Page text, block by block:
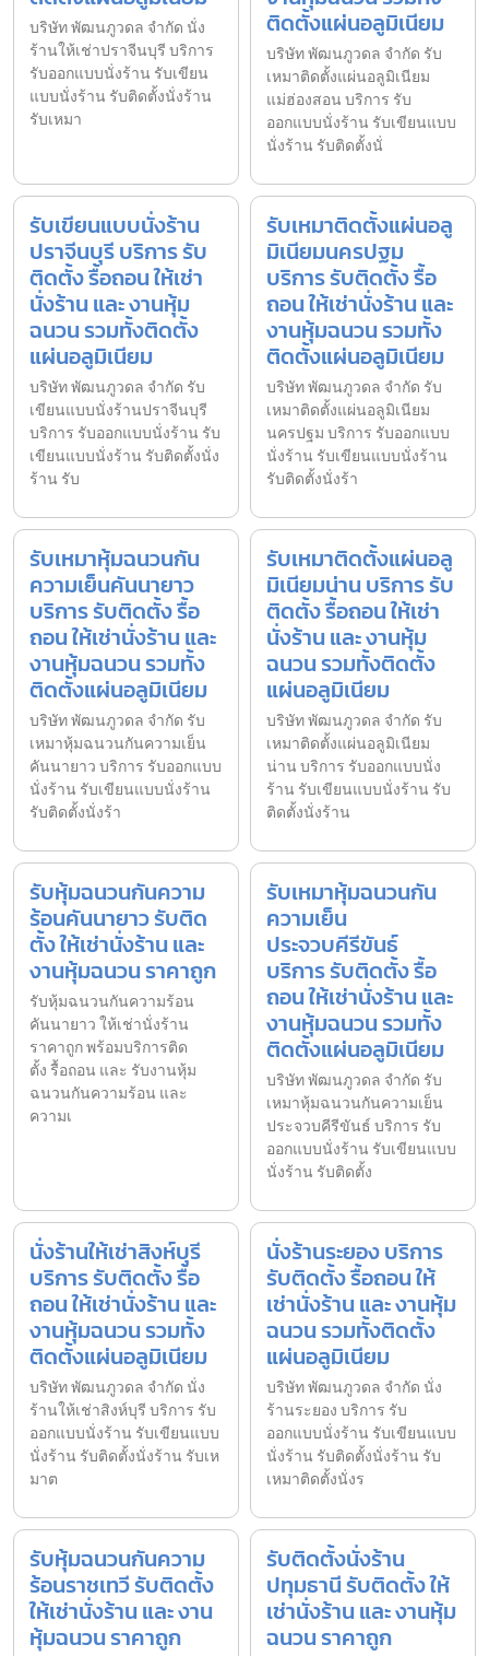
บริษัท พัฒนภูวดล จำกัด นั่ง
ร้านให้เช่าปราจีนบุรี บริการ
รับออกแบบนั่งร้าน รับเขียน
แบบนั่งร้าน รับติดตั้งนั่งร้าน
รับเหมา
ติดตั้งแผ่นอลูมิเนียม
บริษัท พัฒนภูวดล จำกัด รับ
เหมาติดตั้งแผ่นอลูมิเนียม
แม่ฮ่องสอน บริการ รับ
ออกแบบนั่งร้าน รับเขียนแบบ
นั่งร้าน รับติดตั้งนั่
รับเขียนแบบนั่งร้าน
ปราจีนบุรี บริการ รับ
ติดตั้ง รื้อถอน ให้เช่า
นั่งร้าน และ งานหุ้ม
ฉนวน รวมทั้งติดตั้ง
แผ่นอลูมิเนียม
บริษัท พัฒนภูวดล จำกัด รับ
เขียนแบบนั่งร้านปราจีนบุรี
บริการ รับออกแบบนั่งร้าน รับ
เขียนแบบนั่งร้าน รับติดตั้งนั่ง
ร้าน รับ
รับเหมาติดตั้งแผ่นอลู
มิเนียมนครปฐม
บริการ รับติดตั้ง รื้อ
ถอน ให้เช่านั่งร้าน และ
งานหุ้มฉนวน รวมทั้ง
ติดตั้งแผ่นอลูมิเนียม
บริษัท พัฒนภูวดล จำกัด รับ
เหมาติดตั้งแผ่นอลูมิเนียม
นครปฐม บริการ รับออกแบบ
นั่งร้าน รับเขียนแบบนั่งร้าน
รับติดตั้งนั่งร้า
รับเหมาหุ้มฉนวนกัน
ความเย็นคันนายาว
บริการ รับติดตั้ง รื้อ
ถอน ให้เช่านั่งร้าน และ
งานหุ้มฉนวน รวมทั้ง
ติดตั้งแผ่นอลูมิเนียม
บริษัท พัฒนภูวดล จำกัด รับ
เหมาหุ้มฉนวนกันความเย็น
คันนายาว บริการ รับออกแบบ
นั่งร้าน รับเขียนแบบนั่งร้าน
รับติดตั้งนั่งร้า
รับเหมาติดตั้งแผ่นอลู
มิเนียมน่าน บริการ รับ
ติดตั้ง รื้อถอน ให้เช่า
นั่งร้าน และ งานหุ้ม
ฉนวน รวมทั้งติดตั้ง
แผ่นอลูมิเนียม
บริษัท พัฒนภูวดล จำกัด รับ
เหมาติดตั้งแผ่นอลูมิเนียม
น่าน บริการ รับออกแบบนั่ง
ร้าน รับเขียนแบบนั่งร้าน รับ
ติดตั้งนั่งร้าน
รับหุ้มฉนวนกันความ
ร้อนคันนายาว รับติด
ตั้ง ให้เช่านั่งร้าน และ
งานหุ้มฉนวน ราคาถูก
รับหุ้มฉนวนกันความร้อน
คันนายาว ให้เช่านั่งร้าน
ราคาถูก พร้อมบริการติด
ตั้ง รื้อถอน และ รับงานหุ้ม
ฉนวนกันความร้อน และ
ความเ
รับเหมาหุ้มฉนวนกัน
ความเย็น
ประจวบคีรีขันธ์
บริการ รับติดตั้ง รื้อ
ถอน ให้เช่านั่งร้าน และ
งานหุ้มฉนวน รวมทั้ง
ติดตั้งแผ่นอลูมิเนียม
บริษัท พัฒนภูวดล จำกัด รับ
เหมาหุ้มฉนวนกันความเย็น
ประจวบคีรีขันธ์ บริการ รับ
ออกแบบนั่งร้าน รับเขียนแบบ
นั่งร้าน รับติดตั้ง
นั่งร้านให้เช่าสิงห์บุรี
บริการ รับติดตั้ง รื้อ
ถอน ให้เช่านั่งร้าน และ
งานหุ้มฉนวน รวมทั้ง
ติดตั้งแผ่นอลูมิเนียม
บริษัท พัฒนภูวดล จำกัด นั่ง
ร้านให้เช่าสิงห์บุรี บริการ รับ
ออกแบบนั่งร้าน รับเขียนแบบ
นั่งร้าน รับติดตั้งนั่งร้าน รับเห
มาต
นั่งร้านระยอง บริการ
รับติดตั้ง รื้อถอน ให้
เช่านั่งร้าน และ งานหุ้ม
ฉนวน รวมทั้งติดตั้ง
แผ่นอลูมิเนียม
บริษัท พัฒนภูวดล จำกัด นั่ง
ร้านระยอง บริการ รับ
ออกแบบนั่งร้าน รับเขียนแบบ
นั่งร้าน รับติดตั้งนั่งร้าน รับ
เหมาติดตั้งนั่งร
รับหุ้มฉนวนกันความ
ร้อนราชเทวี รับติดตั้ง
ให้เช่านั่งร้าน และ งาน
หุ้มฉนวน ราคาถูก
รับติดตั้งนั่งร้าน
ปทุมธานี รับติดตั้ง ให้
เช่านั่งร้าน และ งานหุ้ม
ฉนวน ราคาถูก